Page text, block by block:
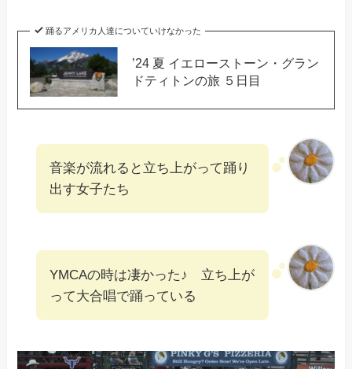
踊るアメリカ人達についていけなかった
’24 夏 イエローストーン・グラン
ドティトンの旅 ５日目
音楽が流れると立ち上がって踊り
出す女子たち
YMCAの時は凄かった♪ 立ち上が
って大合唱で踊っている